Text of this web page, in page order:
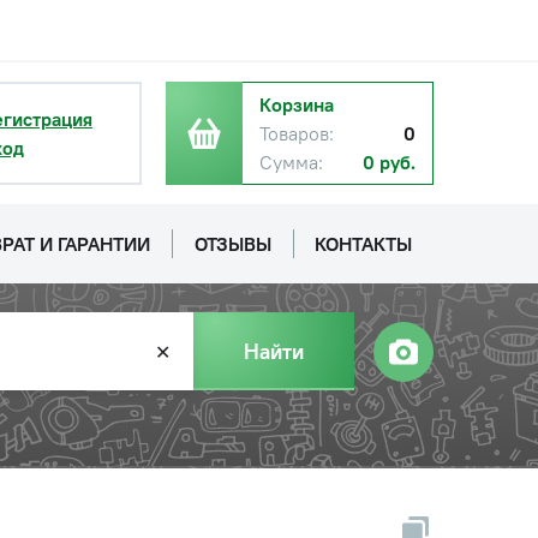
Корзина
Товаров:
0
Сумма:
0 руб.
И ГАРАНТИИ ОТЗЫВЫ КОНТАКТЫ
✕ Найти